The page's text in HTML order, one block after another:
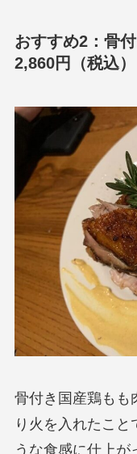
おすすめ2：骨
2,860円（税込）
骨付き国産鶏もも
り火を入れたこと
うな食感に仕上が